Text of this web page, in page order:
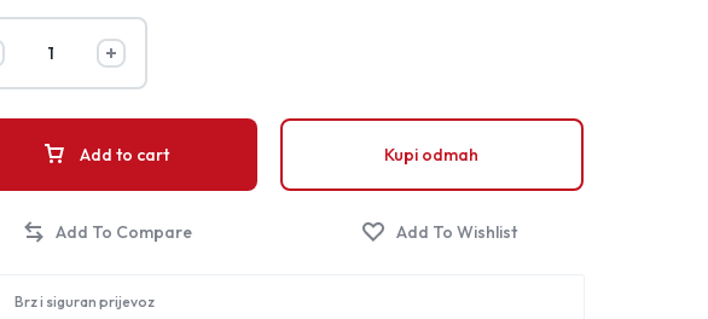
Add to cart Kupi odmah
Brz i siguran prijevoz